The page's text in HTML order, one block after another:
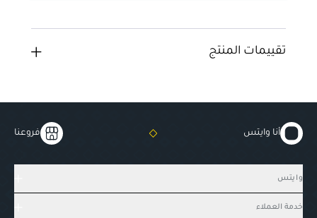
تقييمات المنتج
أنا وايتس فروعنا
وايتس
خدمة العملاء